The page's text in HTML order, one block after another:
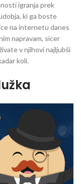
igranja prek
ki ga boste
na internetu danes
napravam, sicer
v njihovi najljubši
koli.